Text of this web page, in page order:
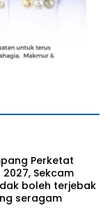
Perketat
2027, Sekcam
boleh terjebak
seragam